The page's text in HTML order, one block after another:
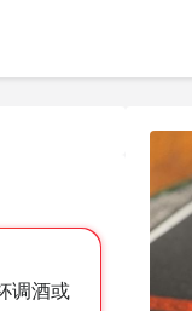
调酒或